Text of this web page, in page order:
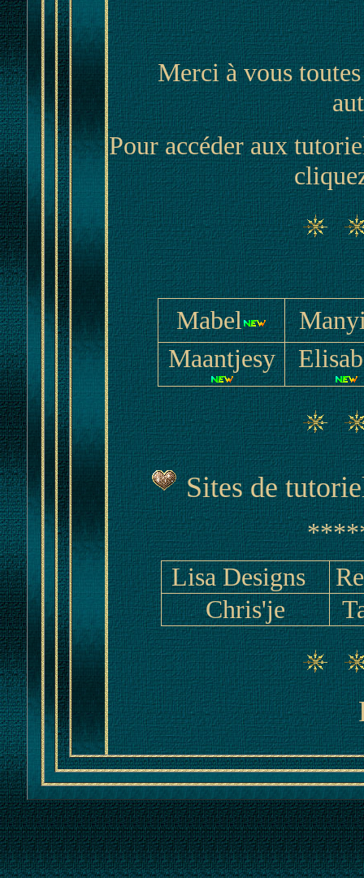
Merci à vous
Pour accéder aux
Mabel
Maantjesy
Sites de
Lisa Designs
Chris'je